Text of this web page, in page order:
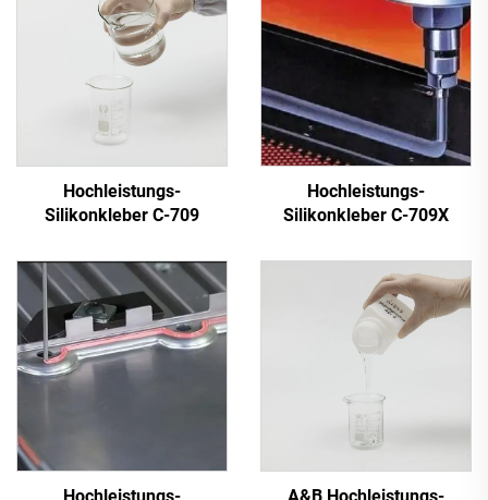
Hochleistungs-
Silikonkleber C-709
Hochleistungs-
Silikonkleber C-709X